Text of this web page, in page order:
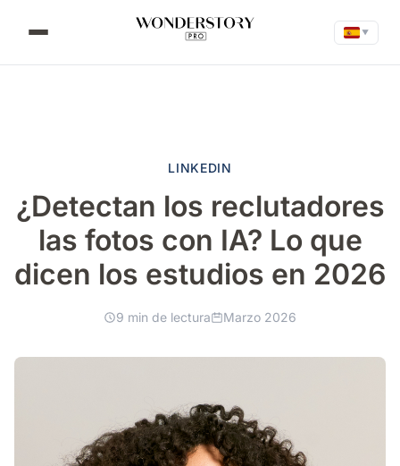
▼
LINKEDIN
¿Detectan los reclutadores
las fotos con IA? Lo que
dicen los estudios en 2026
9 min de lectura Marzo 2026